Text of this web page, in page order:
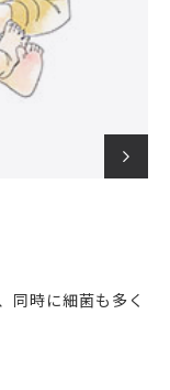
同時に細菌も多く